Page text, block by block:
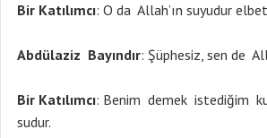
Bir Katılımcı: O da Allah’ın suyudur
Abdülaziz Bayındır: Şüphesiz, sen de
Bir Katılımcı: Benim demek istediğim
sudur.